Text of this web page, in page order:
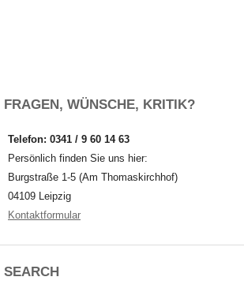
FRAGEN, WÜNSCHE, KRITIK?
Telefon: 0341 / 9 60 14 63
Persönlich finden Sie uns hier:
Burgstraße 1-5 (Am Thomaskirchhof)
04109 Leipzig
Kontaktformular
SEARCH